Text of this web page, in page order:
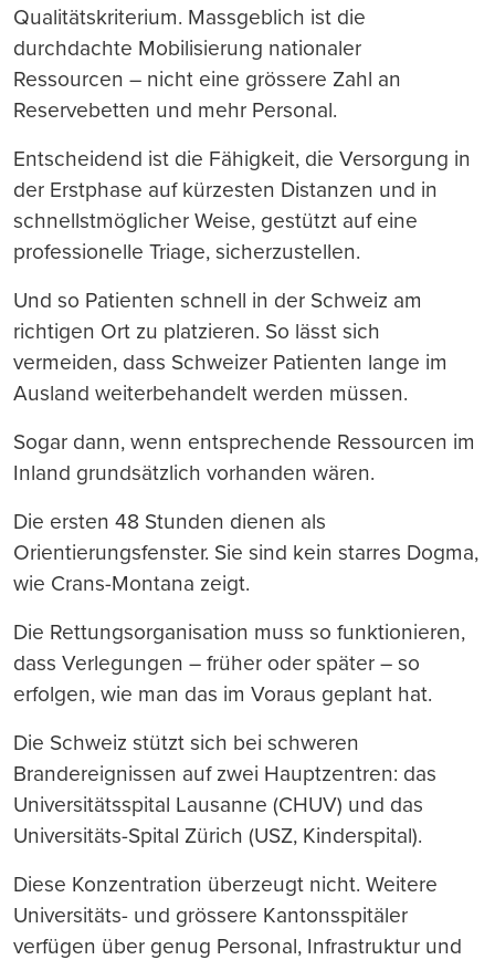
Qualitätskriterium. Massgeblich ist die
durchdachte Mobilisierung nationaler
Ressourcen – nicht eine grössere Zahl an
Reservebetten und mehr Personal.
Entscheidend ist die Fähigkeit, die Versorgung in
der Erstphase auf kürzesten Distanzen und in
schnellstmöglicher Weise, gestützt auf eine
professionelle Triage, sicherzustellen.
Und so Patienten schnell in der Schweiz am
richtigen Ort zu platzieren. So lässt sich
vermeiden, dass Schweizer Patienten lange im
Ausland weiterbehandelt werden müssen.
Sogar dann, wenn entsprechende Ressourcen im
Inland grundsätzlich vorhanden wären.
Die ersten 48 Stunden dienen als
Orientierungsfenster. Sie sind kein starres Dogma,
wie Crans-Montana zeigt.
Die Rettungsorganisation muss so funktionieren,
dass Verlegungen – früher oder später – so
erfolgen, wie man das im Voraus geplant hat.
Die Schweiz stützt sich bei schweren
Brandereignissen auf zwei Hauptzentren: das
Universitätsspital Lausanne (CHUV) und das
Universitäts-Spital Zürich (USZ, Kinderspital).
Diese Konzentration überzeugt nicht. Weitere
Universitäts- und grössere Kantonsspitäler
verfügen über genug Personal, Infrastruktur und